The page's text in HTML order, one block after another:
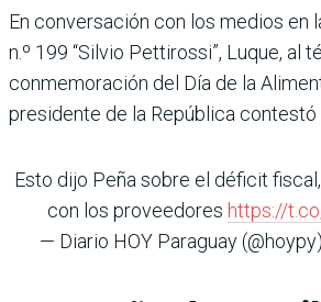
En conversación con los medios en
n.º 199 “Silvio Pettirossi”, Luque, al
conmemoración del Día de la
presidente de la República contestó
Esto dijo Peña sobre el déficit
con los proveedores https://
— Diario HOY Paraguay (@hoypy)